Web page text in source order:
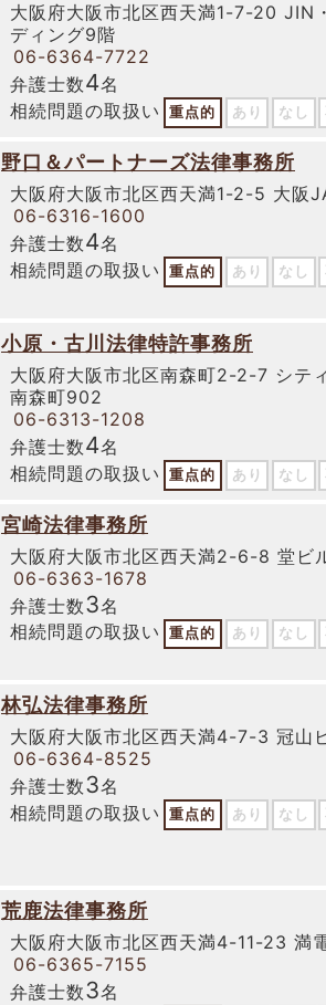
大阪府大阪市北区西天満1-7-20 JIN
ディング9階
06-6364-7722
弁護士数4名
相続問題の取扱い
重点的 あり なし
野口＆パートナーズ法律事務所
大阪府大阪市北区西天満1-2-5 大阪
06-6316-1600
弁護士数4名
相続問題の取扱い
重点的 あり なし
小原・古川法律特許事務所
大阪府大阪市北区南森町2-2-7 シテ
南森町902
06-6313-1208
弁護士数4名
相続問題の取扱い
重点的 あり なし
宮崎法律事務所
大阪府大阪市北区西天満2-6-8 堂ビ
06-6363-1678
弁護士数3名
相続問題の取扱い
重点的 あり なし
林弘法律事務所
大阪府大阪市北区西天満4-7-3 冠山
06-6364-8525
弁護士数3名
相続問題の取扱い
重点的 あり なし
荒鹿法律事務所
大阪府大阪市北区西天満4-11-23 満
06-6365-7155
弁護士数3名